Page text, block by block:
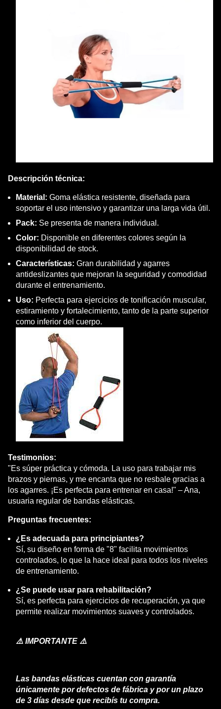
Descripción técnica:
Material: Goma elástica resistente, diseñada para
soportar el uso intensivo y garantizar una larga vida útil.
Pack: Se presenta de manera individual.
Color: Disponible en diferentes colores según la
disponibilidad de stock.
Características: Gran durabilidad y agarres
antideslizantes que mejoran la seguridad y comodidad
durante el entrenamiento.
Uso: Perfecta para ejercicios de tonificación muscular,
estiramiento y fortalecimiento, tanto de la parte superior
como inferior del cuerpo.
Testimonios:
"Es súper práctica y cómoda. La uso para trabajar mis
brazos y piernas, y me encanta que no resbale gracias a
los agarres. ¡Es perfecta para entrenar en casa!" – Ana,
usuaria regular de bandas elásticas.
Preguntas frecuentes:
¿Es adecuada para principiantes?
Sí, su diseño en forma de "8" facilita movimientos
controlados, lo que la hace ideal para todos los niveles
de entrenamiento.
¿Se puede usar para rehabilitación?
Sí, es perfecta para ejercicios de recuperación, ya que
permite realizar movimientos suaves y controlados.
⚠️ IMPORTANTE ⚠️
Las bandas elásticas cuentan con garantía
únicamente por defectos de fábrica y por un plazo
de 3 días desde que recibís tu compra.